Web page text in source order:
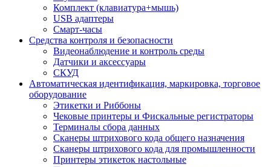
Комплект (клавиатура+мышь)
USB адаптеры
Смарт-часы
Средства контроля и безопасности
Видеонаблюдение и контроль среды
Датчики и аксессуары
СКУД
Автоматическая идентификация, маркировка, торговое
оборудование
Этикетки и Риббоны
Чековые принтеры и Фискальные регистраторы
Терминалы сбора данных
Сканеры штрихового кода общего назначения
Сканеры штрихового кода для промышленности
Принтеры этикеток настольные